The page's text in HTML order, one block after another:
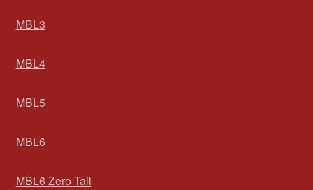
MBL3
MBL4
MBL5
MBL6
MBL6 Zero Tail